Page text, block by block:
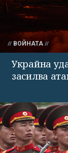
ВОЙНАТА
Украйна
засилва